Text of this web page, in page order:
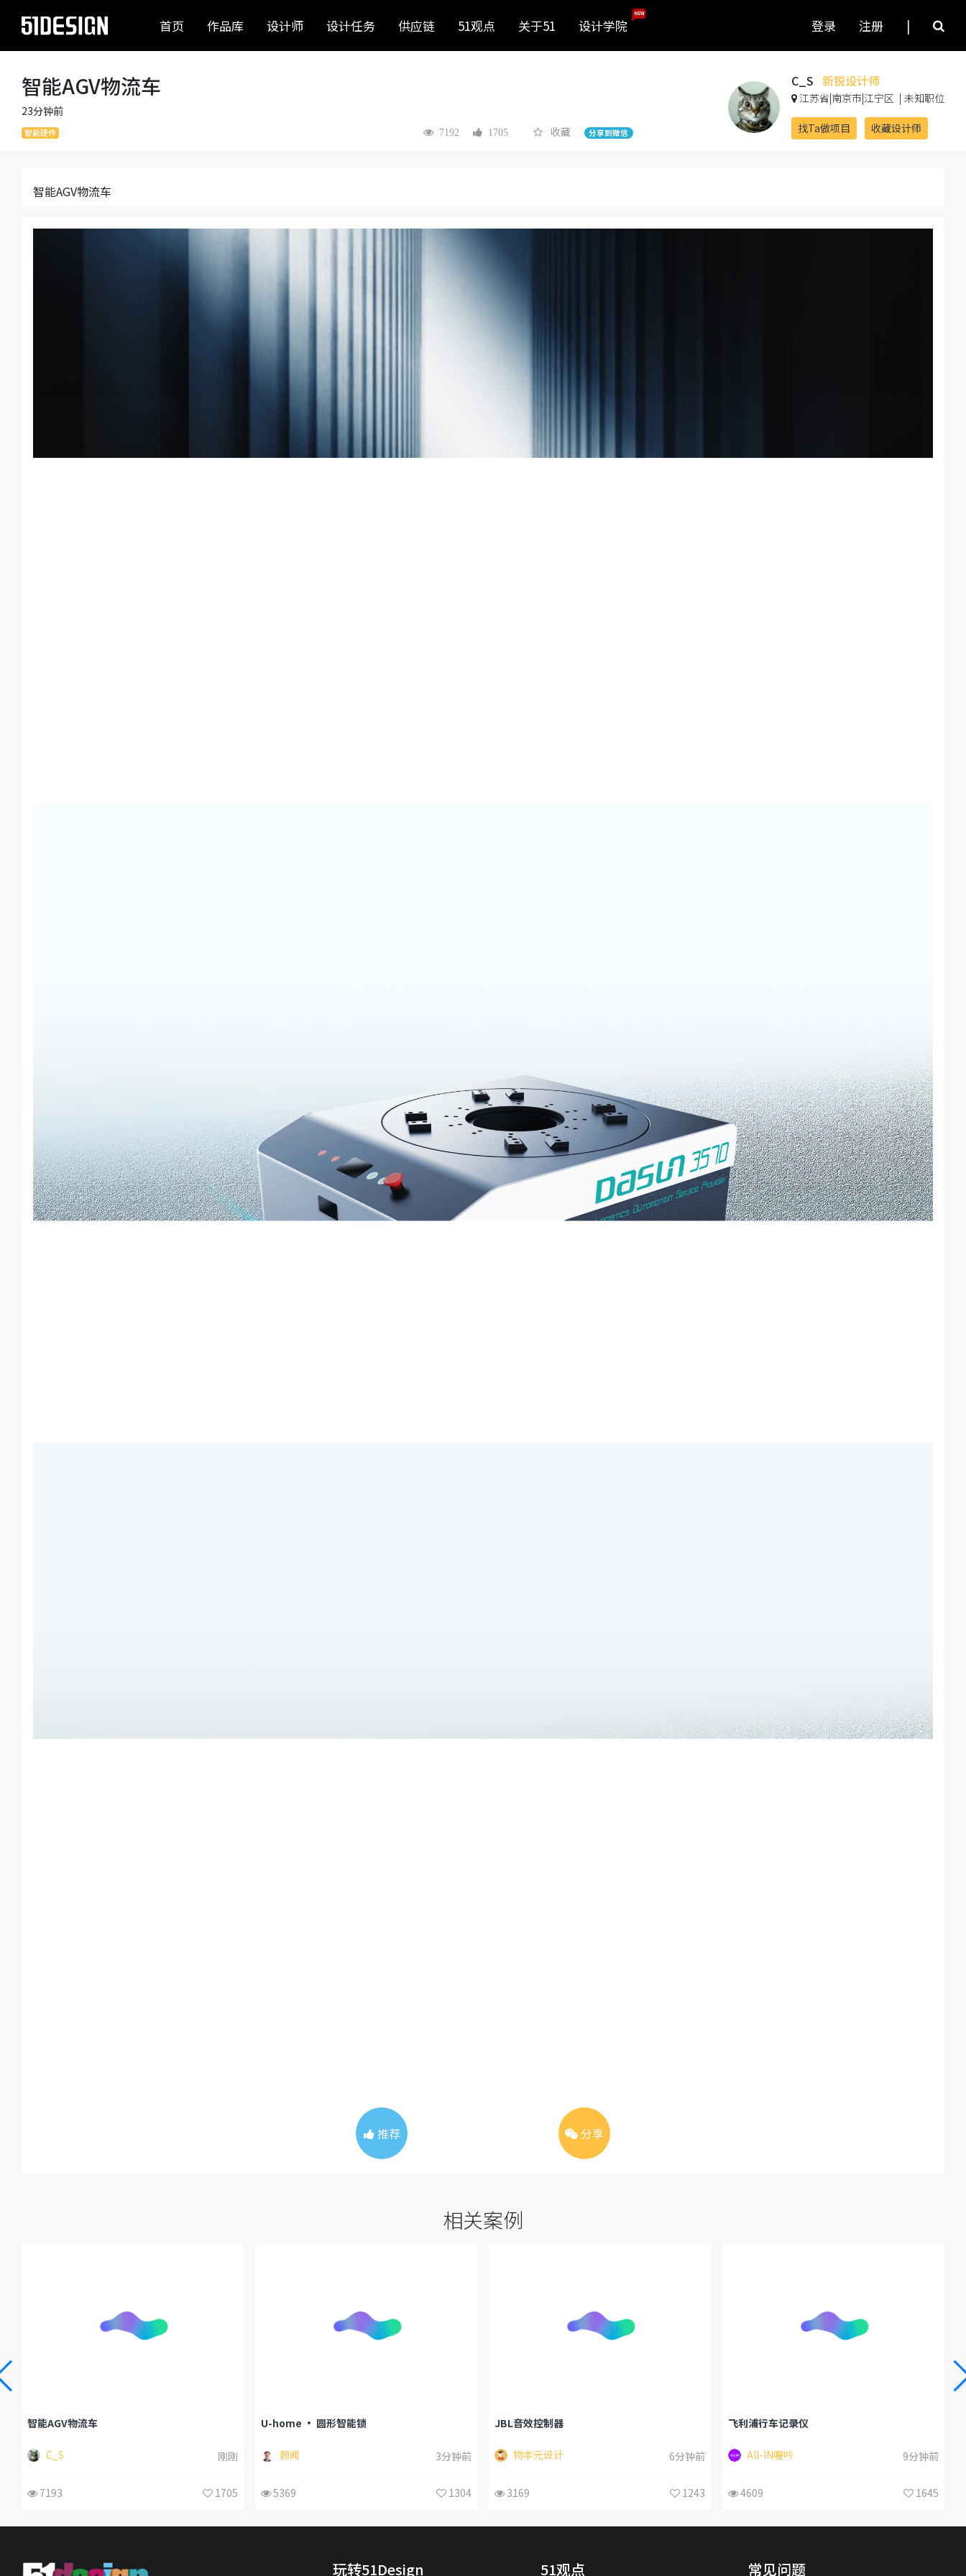
首页 作品库 设计师 设计任务 供应链 51观点 关于51 设计学院
NEW
登录 注册 |
智能AGV物流车
23分钟前
智能硬件 7192 1705 收藏 分享到微信
C_S 新锐设计师
江苏省|南京市|江宁区 | 未知职位
找Ta做项目 收藏设计师
智能AGV物流车
推荐 分享
相关案例
智能AGV物流车
C_S 刚刚
7193 1705
U-home • 圆形智能锁
顾闻 3分钟前
5369 1304
JBL音效控制器
物本元设计 6分钟前
3169 1243
飞利浦行车记录仪
All-IN喔吟 9分钟前
4609 1645
玩转51Design 51观点 常见问题